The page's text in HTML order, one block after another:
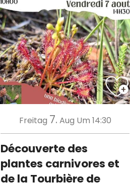
Freitag 7. Aug Um 14:30
Découverte des
plantes carnivores et
de la Tourbière de